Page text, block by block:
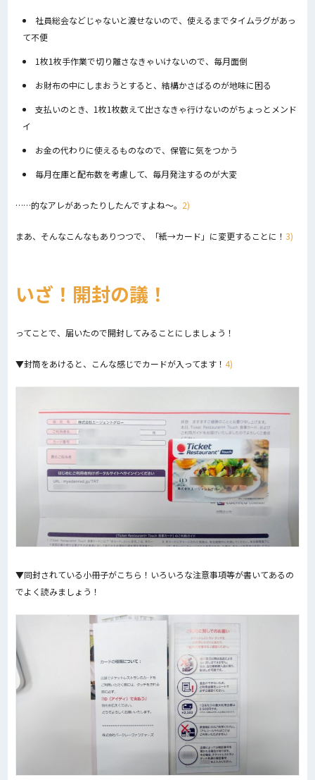
社員総会などじゃないと渡せないので、使えるまでタイムラグがあっ
て不便
1枚1枚手作業で切り離さなきゃいけないので、毎月面倒
お財布の中にしまおうとすると、結構かさばるのが地味に困る
支払いのとき、1枚1枚数えて出さなきゃ行けないのがちょっとメンド
イ
お金の代わりに使えるものなので、保管に気をつかう
毎月在庫と配布数を考慮して、毎月発注するのが大変
……的なアレがあったりしたんですよね〜。 2)
まあ、そんなこんなもありつつで、「紙→カード」に変更することに！ 3)
いざ！開封の議！
ってことで、届いたので開封してみることにしましょう！
▼封筒をあけると、こんな感じでカードが入ってます！ 4)
▼同封されている小冊子がこちら！いろいろな注意事項等が書いてあるの
でよく読みましょう！